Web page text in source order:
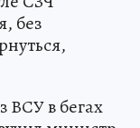
без
ВСУ в бегах